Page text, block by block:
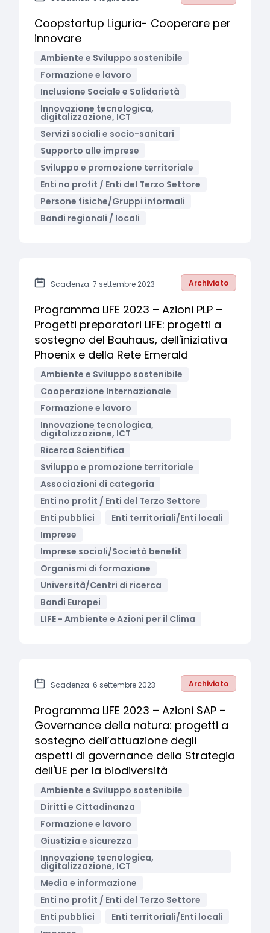
Coopstartup Liguria- Cooperare per
innovare
Ambiente e Sviluppo sostenibile
Formazione e lavoro
Inclusione Sociale e Solidarietà
Innovazione tecnologica,
digitalizzazione, ICT
Servizi sociali e socio-sanitari
Supporto alle imprese
Sviluppo e promozione territoriale
Enti no profit / Enti del Terzo Settore
Persone fisiche/Gruppi informali
Bandi regionali / locali
Scadenza: 7 settembre 2023 Archiviato
Programma LIFE 2023 – Azioni PLP –
Progetti preparatori LIFE: progetti a
sostegno del Bauhaus, dell'iniziativa
Phoenix e della Rete Emerald
Ambiente e Sviluppo sostenibile
Cooperazione Internazionale
Formazione e lavoro
Innovazione tecnologica,
digitalizzazione, ICT
Ricerca Scientifica
Sviluppo e promozione territoriale
Associazioni di categoria
Enti no profit / Enti del Terzo Settore
Enti pubblici
Enti territoriali/Enti locali
Imprese
Imprese sociali/Società benefit
Organismi di formazione
Università/Centri di ricerca
Bandi Europei
LIFE - Ambiente e Azioni per il Clima
Scadenza: 6 settembre 2023 Archiviato
Programma LIFE 2023 – Azioni SAP –
Governance della natura: progetti a
sostegno dell’attuazione degli
aspetti di governance della Strategia
dell'UE per la biodiversità
Ambiente e Sviluppo sostenibile
Diritti e Cittadinanza
Formazione e lavoro
Giustizia e sicurezza
Innovazione tecnologica,
digitalizzazione, ICT
Media e informazione
Enti no profit / Enti del Terzo Settore
Enti pubblici
Enti territoriali/Enti locali